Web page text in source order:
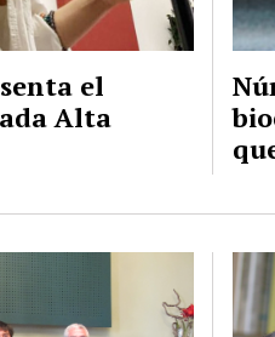
el
Alta